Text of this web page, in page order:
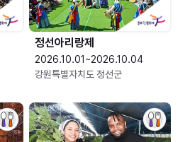
정선아리랑제
2026.10.01~2026.10.04
강원특별자치도 정선군